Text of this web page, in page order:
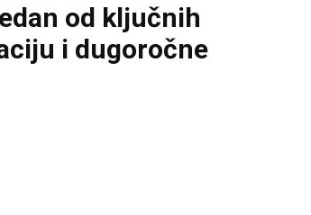
od ključnih
i dugoročne